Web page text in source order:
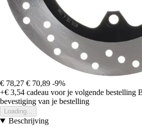
€ 78,27 € 70,89 -9%
+€ 3,54 cadeau voor je volgende bestelling
bevestiging van je bestelling
Loading...
Beschrijving